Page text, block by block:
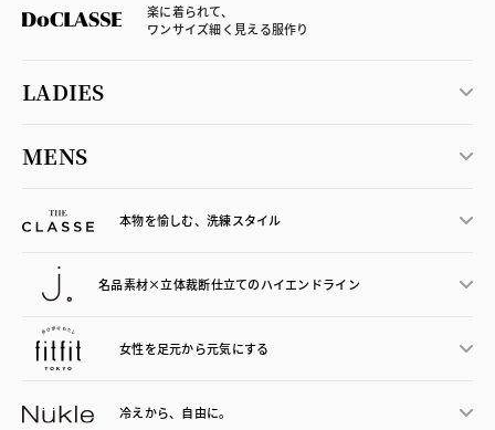
楽に着られて、
ワンサイズ細く見える服作り
LADIES
MENS
本物を愉しむ、洗練スタイル
名品素材×立体裁断仕立てのハイエンドライン
女性を足元から元気にする
冷えから、 自由に。